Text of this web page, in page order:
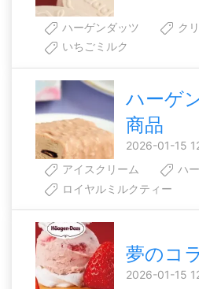
ハーゲンダッツ
ク
いちごミルク
ハーゲ
商品
2026-01-15
アイスクリーム
ハ
ロイヤルミルクティー
夢のコ
2026-01-15